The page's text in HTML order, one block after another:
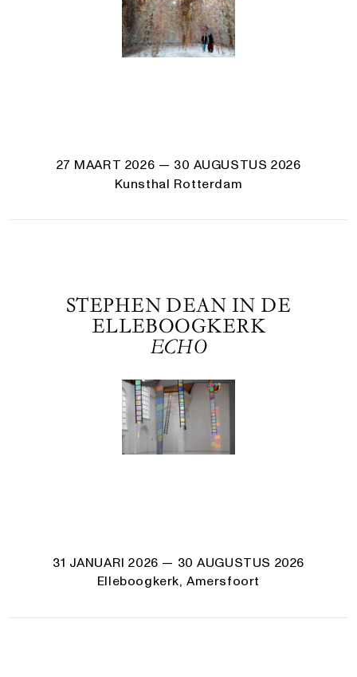
27 MAART 2026 — 30 AUGUSTUS 2026
Kunsthal Rotterdam
STEPHEN DEAN IN DE
ELLEBOOGKERK
ECHO
31 JANUARI 2026 — 30 AUGUSTUS 2026
Elleboogkerk, Amersfoort